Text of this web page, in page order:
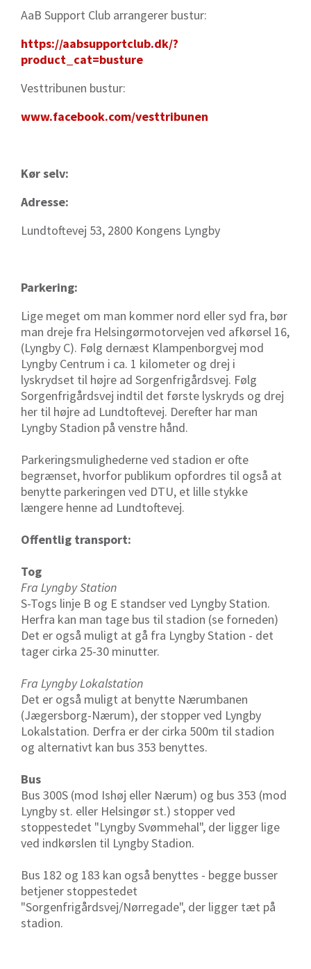
AaB Support Club arrangerer bustur:
https://aabsupportclub.dk/?
product_cat=busture
Vesttribunen bustur:
www.facebook.com/vesttribunen
Kør selv:
Adresse:
Lundtoftevej 53, 2800 Kongens Lyngby
Parkering:
Lige meget om man kommer nord eller syd fra, bør
man dreje fra Helsingørmotorvejen ved afkørsel 16,
(Lyngby C). Følg dernæst Klampenborgvej mod
Lyngby Centrum i ca. 1 kilometer og drej i
lyskrydset til højre ad Sorgenfrigårdsvej. Følg
Sorgenfrigårdsvej indtil det første lyskryds og drej
her til højre ad Lundtoftevej. Derefter har man
Lyngby Stadion på venstre hånd.
Parkeringsmulighederne ved stadion er ofte
begrænset, hvorfor publikum opfordres til også at
benytte parkeringen ved DTU, et lille stykke
længere henne ad Lundtoftevej.
Offentlig transport:
Tog
Fra Lyngby Station
S-Togs linje B og E standser ved Lyngby Station.
Herfra kan man tage bus til stadion (se forneden)
Det er også muligt at gå fra Lyngby Station - det
tager cirka 25-30 minutter.
Fra Lyngby Lokalstation
Det er også muligt at benytte Nærumbanen
(Jægersborg-Nærum), der stopper ved Lyngby
Lokalstation. Derfra er der cirka 500m til stadion
og alternativt kan bus 353 benyttes.
Bus
Bus 300S (mod Ishøj eller Nærum) og bus 353 (mod
Lyngby st. eller Helsingør st.) stopper ved
stoppestedet "Lyngby Svømmehal", der ligger lige
ved indkørslen til Lyngby Stadion.
Bus 182 og 183 kan også benyttes - begge busser
betjener stoppestedet
"Sorgenfrigårdsvej/Nørregade", der ligger tæt på
stadion.